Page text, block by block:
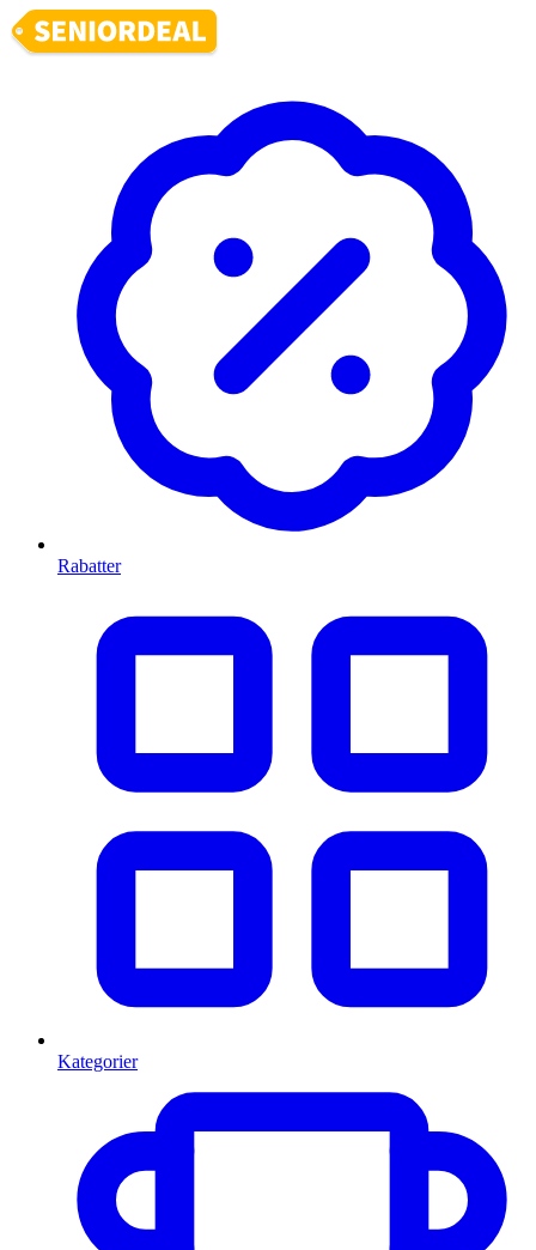
Rabatter
Kategorier